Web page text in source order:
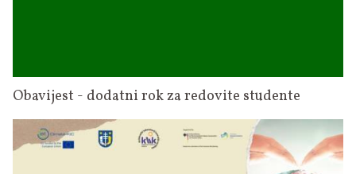
Obavijest - dodatni rok za redovite studente